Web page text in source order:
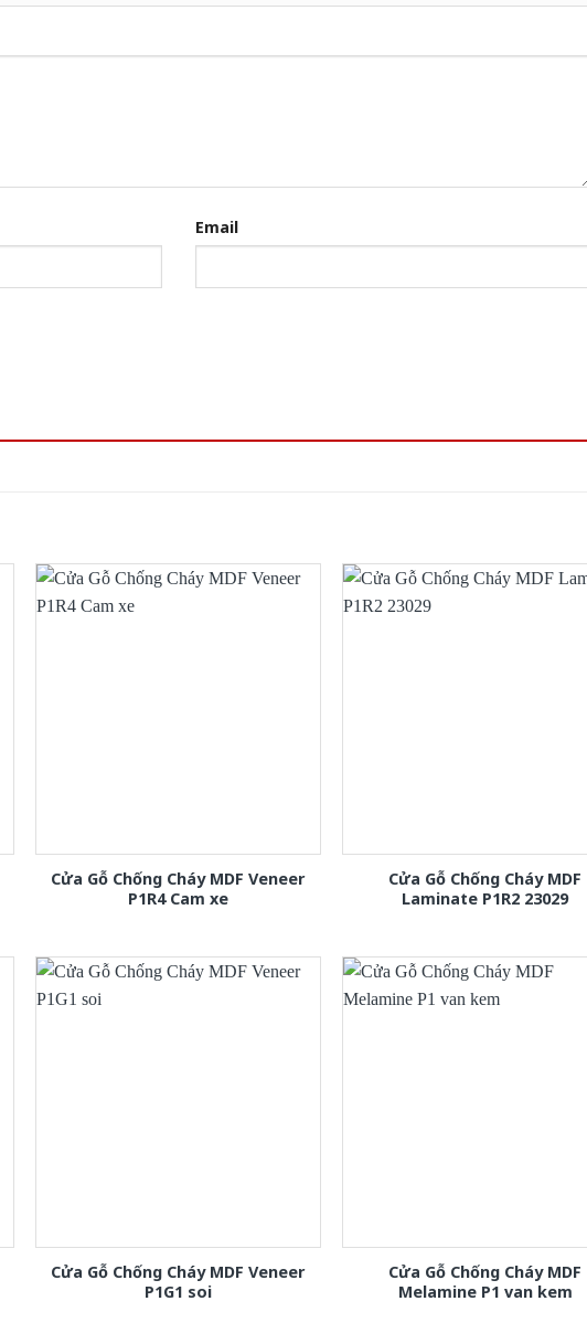
Email
Cửa Gỗ Chống Cháy MDF Veneer
P1R4 Cam xe
Cửa Gỗ Chống Cháy MDF
Laminate P1R2 23029
Cửa Gỗ Chống Cháy MDF Veneer
P1G1 soi
Cửa Gỗ Chống Cháy MDF
Melamine P1 van kem